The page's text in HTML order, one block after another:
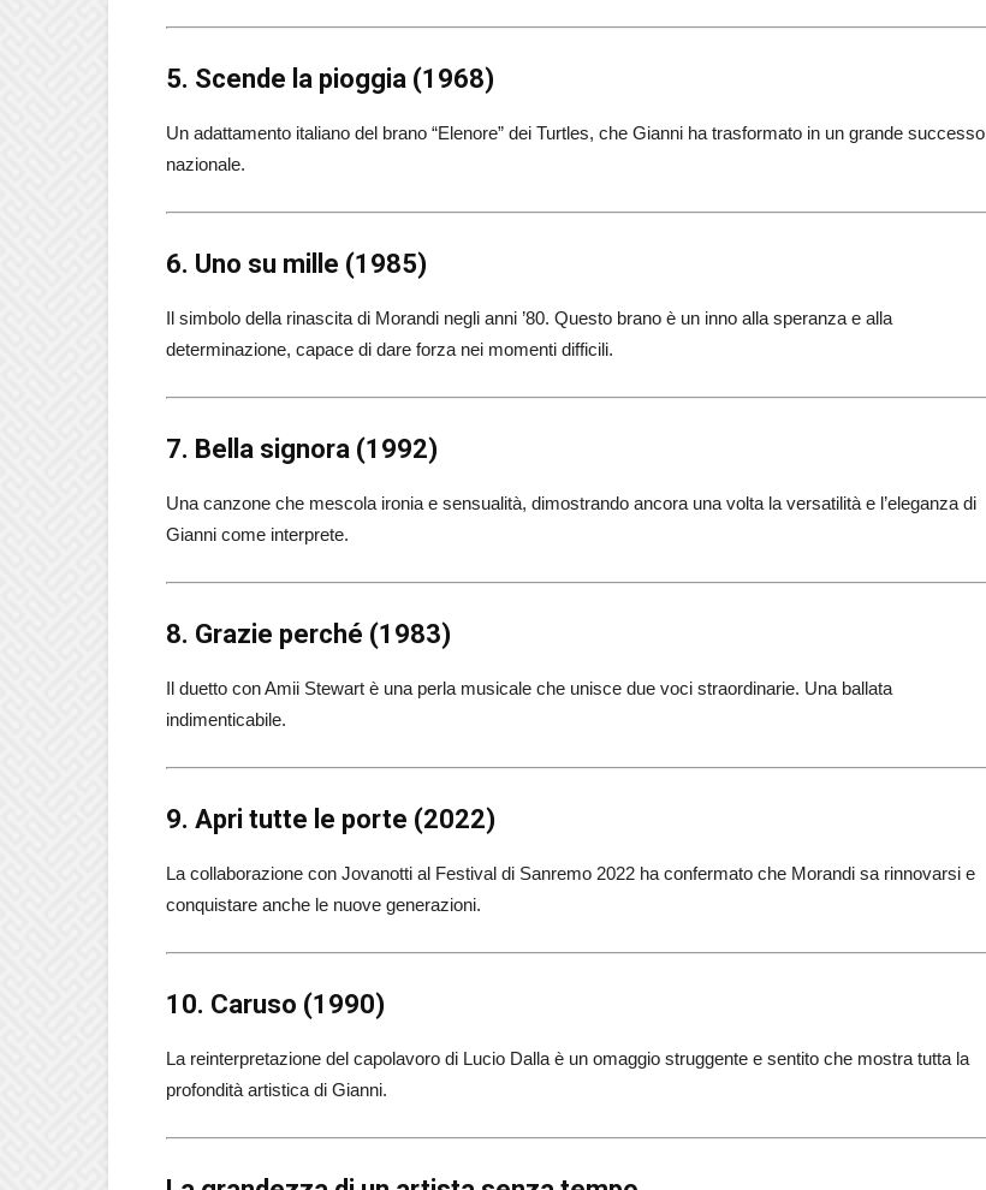
5. Scende la pioggia (1968)
Un adattamento italiano del brano “Elenore” dei Turtles, che Gianni ha trasformato in un grande successo
nazionale.
6. Uno su mille (1985)
Il simbolo della rinascita di Morandi negli anni ’80. Questo brano è un inno alla speranza e alla
determinazione, capace di dare forza nei momenti difficili.
7. Bella signora (1992)
Una canzone che mescola ironia e sensualità, dimostrando ancora una volta la versatilità e l’eleganza di
Gianni come interprete.
8. Grazie perché (1983)
Il duetto con Amii Stewart è una perla musicale che unisce due voci straordinarie. Una ballata
indimenticabile.
9. Apri tutte le porte (2022)
La collaborazione con Jovanotti al Festival di Sanremo 2022 ha confermato che Morandi sa rinnovarsi e
conquistare anche le nuove generazioni.
10. Caruso (1990)
La reinterpretazione del capolavoro di Lucio Dalla è un omaggio struggente e sentito che mostra tutta la
profondità artistica di Gianni.